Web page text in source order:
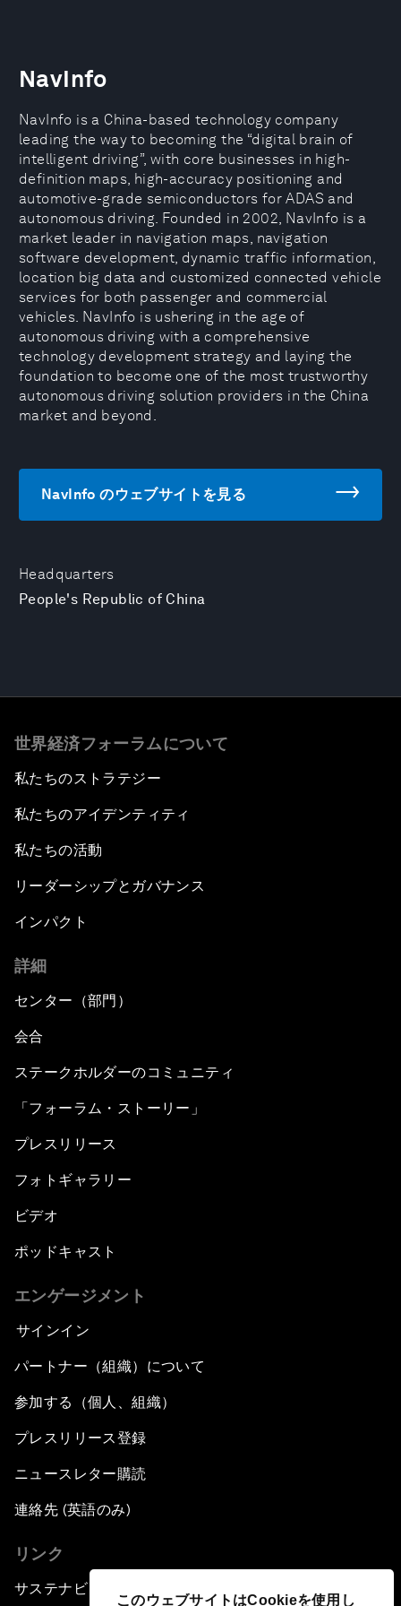
このウェブサイトはCookieを使用し
Headquarters
People's Republic of China
NavInfo
NavInfo is a China-based technology company
leading the way to becoming the “digital brain of
intelligent driving”, with core businesses in high-
definition maps, high-accuracy positioning and
automotive-grade semiconductors for ADAS and
autonomous driving. Founded in 2002, NavInfo is a
market leader in navigation maps, navigation
software development, dynamic traffic information,
location big data and customized connected vehicle
services for both passenger and commercial
vehicles. NavInfo is ushering in the age of
autonomous driving with a comprehensive
technology development strategy and laying the
foundation to become one of the most trustworthy
autonomous driving solution providers in the China
market and beyond.
NavInfo のウェブサイトを見る
世界経済フォーラムについて
私たちのストラテジー
私たちのアイデンティティ
私たちの活動
リーダーシップとガバナンス
インパクト
詳細
センター（部門）
会合
ステークホルダーのコミュニティ
「フォーラム・ストーリー」
プレスリリース
フォトギャラリー
ビデオ
ポッドキャスト
エンゲージメント
サインイン
パートナー（組織）について
参加する（個人、組織）
プレスリリース登録
ニュースレター購読
連絡先 (英語のみ)
リンク
サステナビリティへの取り組み